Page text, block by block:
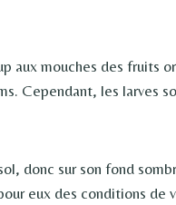
aux mouches des fruits
Cependant, les larves
donc sur son fond
eux des conditions de